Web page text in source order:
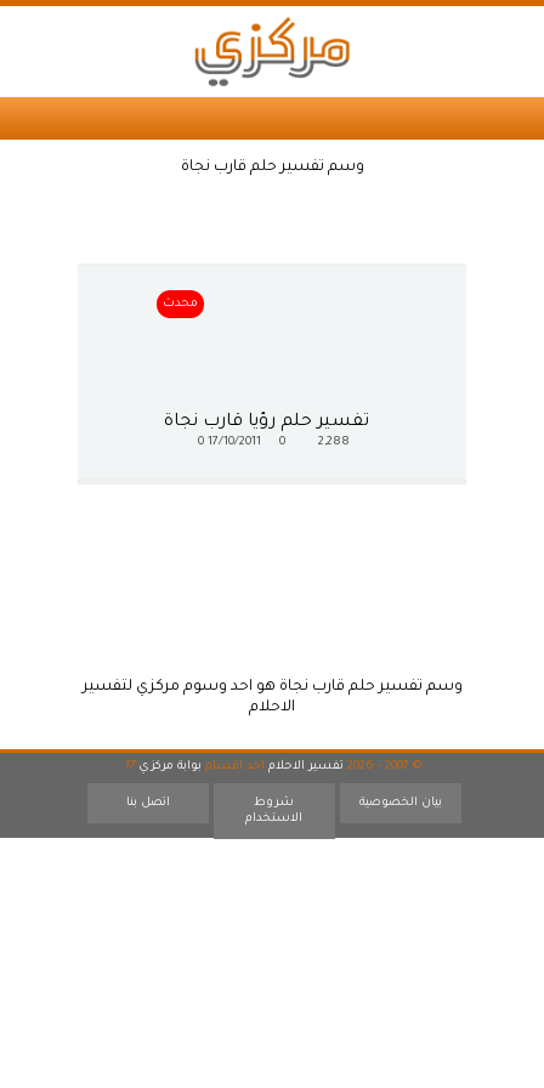
وسم تفسير حلم قارب نجاة
محدث
تفسير حلم رؤيا قارب نجاة
2,288
0
17/10/2011
0
وسم تفسير حلم قارب نجاة هو احد وسوم مركزي لتفسير
الاحلام
© 2007 - 2026 تفسير الاحلام احد اقسام بوابة مركزي 17
بيان الخصوصية
شروط
الاستخدام
اتصل بنا